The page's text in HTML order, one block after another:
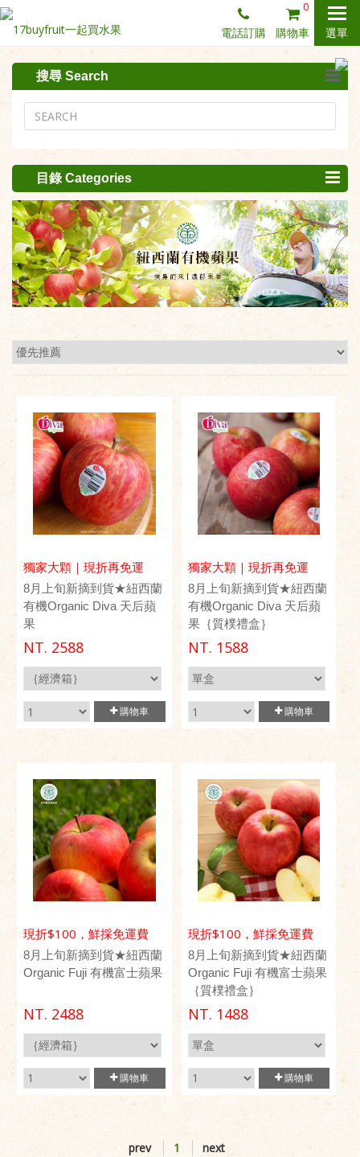
選單
電話訂購
0
購物車
搜尋 Search
目錄 Categories
獨家大顆｜現折再免運
8月上旬新摘到貨★紐西蘭
有機Organic Diva 天后蘋
果
NT. 2588
購物車
獨家大顆｜現折再免運
8月上旬新摘到貨★紐西蘭
有機Organic Diva 天后蘋
果｛質樸禮盒｝
NT. 1588
購物車
現折$100，鮮採免運費
8月上旬新摘到貨★紐西蘭
Organic Fuji 有機富士蘋果
NT. 2488
購物車
現折$100，鮮採免運費
8月上旬新摘到貨★紐西蘭
Organic Fuji 有機富士蘋果
｛質樸禮盒｝
NT. 1488
購物車
prev 1 next